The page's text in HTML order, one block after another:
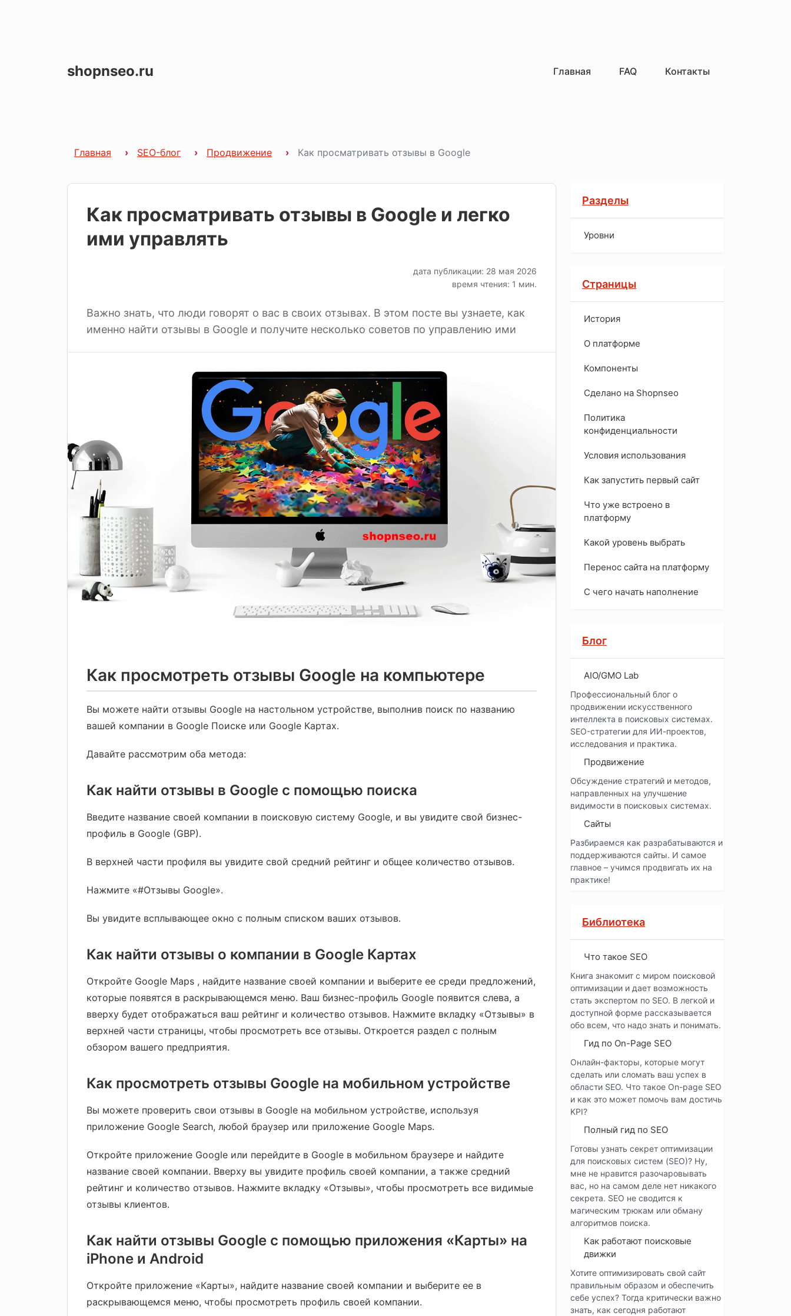
shopnseo.ru Главная FAQ Контакты
Главная SEO-блог Продвижение Как просматривать отзывы в Google
Как просматривать отзывы в Google и легко
ими управлять
дата публикации: 28 мая 2026
время чтения: 1 мин.
Важно знать, что люди говорят о вас в своих отзывах. В этом посте вы узнаете, как
именно найти отзывы в Google и получите несколько советов по управлению ими
Как просмотреть отзывы Google на компьютере
Вы можете найти отзывы Google на настольном устройстве, выполнив поиск по названию
вашей компании в Google Поиске или Google Картах.
Давайте рассмотрим оба метода:
Как найти отзывы в Google с помощью поиска
Введите название своей компании в поисковую систему Google, и вы увидите свой бизнес-
профиль в Google (GBP).
В верхней части профиля вы увидите свой средний рейтинг и общее количество отзывов.
Нажмите «#Отзывы Google».
Вы увидите всплывающее окно с полным списком ваших отзывов.
Как найти отзывы о компании в Google Картах
Откройте Google Maps , найдите название своей компании и выберите ее среди предложений,
которые появятся в раскрывающемся меню. Ваш бизнес-профиль Google появится слева, а
вверху будет отображаться ваш рейтинг и количество отзывов. Нажмите вкладку «Отзывы» в
верхней части страницы, чтобы просмотреть все отзывы. Откроется раздел с полным
обзором вашего предприятия.
Как просмотреть отзывы Google на мобильном устройстве
Вы можете проверить свои отзывы в Google на мобильном устройстве, используя
приложение Google Search, любой браузер или приложение Google Maps.
Откройте приложение Google или перейдите в Google в мобильном браузере и найдите
название своей компании. Вверху вы увидите профиль своей компании, а также средний
рейтинг и количество отзывов. Нажмите вкладку «Отзывы», чтобы просмотреть все видимые
отзывы клиентов.
Как найти отзывы Google с помощью приложения «Карты» на
iPhone и Android
Откройте приложение «Карты», найдите название своей компании и выберите ее в
раскрывающемся меню, чтобы просмотреть профиль своей компании.
Разделы
Уровни
Страницы
История
O платформе
Компоненты
Сделано на Shopnseo
Политика
конфиденциальности
Условия использования
Как запустить первый сайт
Что уже встроено в
платформу
Какой уровень выбрать
Перенос сайта на платформу
С чего начать наполнение
Блог
AIO/GMO Lab
Профессиональный блог о
продвижении искусственного
интеллекта в поисковых системах.
SEO-стратегии для ИИ-проектов,
исследования и практика.
Продвижение
Обсуждение стратегий и методов,
направленных на улучшение
видимости в поисковых системах.
Сайты
Разбираемся как разрабатываются и
поддерживаются сайты. И самое
главное – учимся продвигать их на
практике!
Библиотека
Что такое SEO
Книга знакомит с миром поисковой
оптимизации и дает возможность
стать экспертом по SEO. В легкой и
доступной форме рассказывается
обо всем, что надо знать и понимать.
Гид по On-Page SEO
Онлайн-факторы, которые могут
сделать или сломать ваш успех в
области SEO. Что такое On-page SEO
и как это может помочь вам достичь
KPI?
Полный гид по SEO
Готовы узнать секрет оптимизации
для поисковых систем (SEO)? Ну,
мне не нравится разочаровывать
вас, но на самом деле нет никакого
секрета. SEO не сводится к
магическим трюкам или обману
алгоритмов поиска.
Как работают поисковые
движки
Хотите оптимизировать свой сайт
правильным образом и обеспечить
себе успех? Тогда критически важно
знать, как сегодня работают